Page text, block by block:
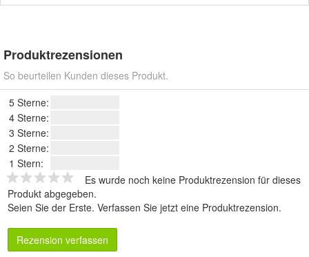
Produktrezensionen
So beurteilen Kunden dieses Produkt.
5 Sterne:
4 Sterne:
3 Sterne:
2 Sterne:
1 Stern:
Es wurde noch keine Produktrezension für dieses
Produkt abgegeben.
Seien Sie der Erste. Verfassen Sie jetzt eine Produktrezension.
Rezension verfassen